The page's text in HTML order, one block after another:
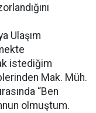
Ulaşım
istediğim
Mak. Müh.
“Ben
olmuştum.